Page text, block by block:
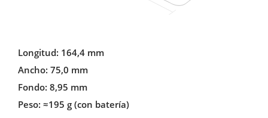
Longitud: 164,4 mm
Ancho: 75,0 mm
Fondo: 8,95 mm
Peso: ≈195 g (con batería)